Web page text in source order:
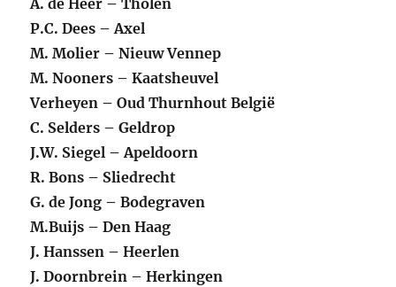
A. de Heer – Tholen
P.C. Dees – Axel
M. Molier – Nieuw Vennep
M. Nooners – Kaatsheuvel
Verheyen – Oud Thurnhout België
C. Selders – Geldrop
J.W. Siegel – Apeldoorn
R. Bons – Sliedrecht
G. de Jong – Bodegraven
M.Buijs – Den Haag
J. Hanssen – Heerlen
J. Doornbrein – Herkingen